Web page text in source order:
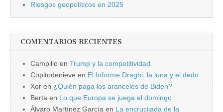
Riesgos geopolíticos en 2025
COMENTARIOS RECIENTES
Campillo en Trump y la competitividad
Copitodenieve en El Informe Draghi, la luna y el dedo
Xor en ¿Quién paga los aranceles de Biden?
Berta en Lo que Europa se juega el domingo
Álvaro Martínez García en La encrucijada de la